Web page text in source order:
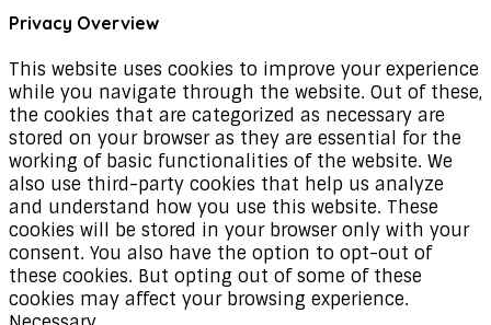
Privacy Overview
This website uses cookies to improve your experience
while you navigate through the website. Out of these,
the cookies that are categorized as necessary are
stored on your browser as they are essential for the
working of basic functionalities of the website. We
also use third-party cookies that help us analyze
and understand how you use this website. These
cookies will be stored in your browser only with your
consent. You also have the option to opt-out of
these cookies. But opting out of some of these
cookies may affect your browsing experience.